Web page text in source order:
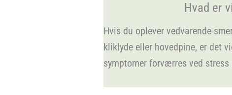
Hvad er
Hvis du oplever vedvarende
kliklyde eller hovedpine, er det
symptomer forværres ved